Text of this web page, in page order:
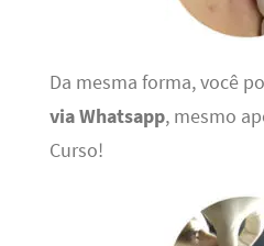
Da mesma forma, você
via Whatsapp, mesmo
Curso!